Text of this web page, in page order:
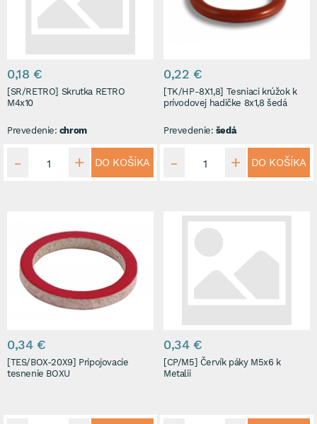
0,18 €
[SR/RETRO] Skrutka RETRO
M4x10
Prevedenie: chrom
DO KOŠÍKA
0,22 €
[TK/HP-8X1,8] Tesniaci krúžok k
prívodovej hadičke 8x1,8 šedá
Prevedenie: šedá
DO KOŠÍKA
0,34 €
[TES/BOX-20X9] Pripojovacie
tesnenie BOXU
0,34 €
[CP/M5] Červík páky M5x6 k
Metalii